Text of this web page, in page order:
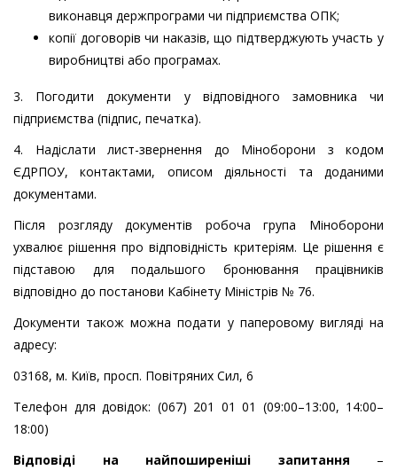
виконавця держпрограми чи підприємства ОПК;
копії договорів чи наказів, що підтверджують участь у
виробництві або програмах.
3. Погодити документи у відповідного замовника чи
підприємства (підпис, печатка).
4. Надіслати лист-звернення до Міноборони з кодом
ЄДРПОУ, контактами, описом діяльності та доданими
документами.
Після розгляду документів робоча група Міноборони
ухвалює рішення про відповідність критеріям. Це рішення є
підставою для подальшого бронювання працівників
відповідно до постанови Кабінету Міністрів № 76.
Документи також можна подати у паперовому вигляді на
адресу:
03168, м. Київ, просп. Повітряних Сил, 6
Телефон для довідок: (067) 201 01 01 (09:00–13:00, 14:00–
18:00)
Відповіді на найпоширеніші запитання –